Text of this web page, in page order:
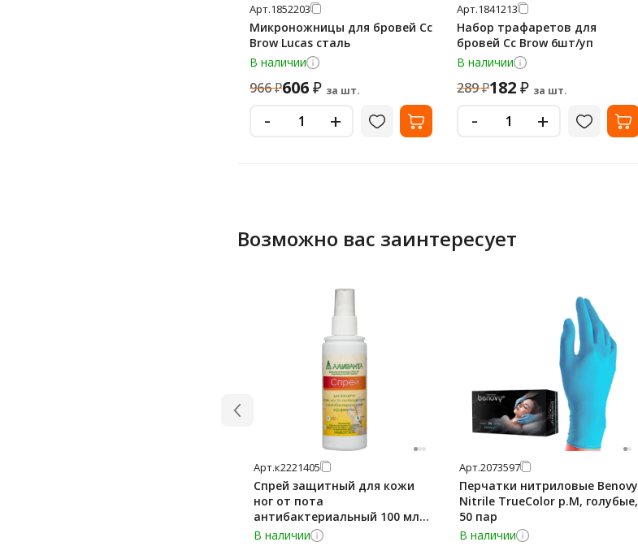
Арт.1852203
Микроножницы для бровей Cc
Brow Lucas сталь
В наличии
966₽606₽ за шт.
- +
Арт.1841213
Набор трафаретов для
бровей Cc Brow 6шт/уп
В наличии
289₽182₽ за шт.
- +
Возможно вас заинтересует
Арт.к2221405
Спрей защитный для кожи
ног от пота
антибактериальный 100 мл
АЛИРАНТА 30005
В наличии
Арт.2073597
Перчатки нитриловые Benovy
Nitrile TrueColor р.M, голубые,
50 пар
В наличии